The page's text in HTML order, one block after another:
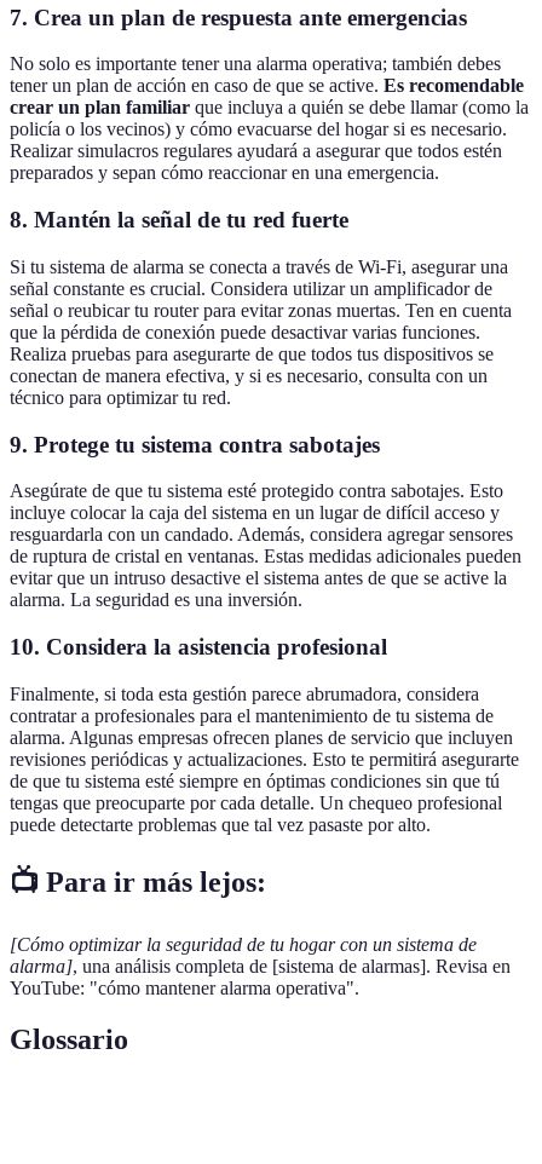
7. Crea un plan de respuesta ante emergencias
No solo es importante tener una alarma operativa; también debes
tener un plan de acción en caso de que se active. Es recomendable
crear un plan familiar que incluya a quién se debe llamar (como la
policía o los vecinos) y cómo evacuarse del hogar si es necesario.
Realizar simulacros regulares ayudará a asegurar que todos estén
preparados y sepan cómo reaccionar en una emergencia.
8. Mantén la señal de tu red fuerte
Si tu sistema de alarma se conecta a través de Wi-Fi, asegurar una
señal constante es crucial. Considera utilizar un amplificador de
señal o reubicar tu router para evitar zonas muertas. Ten en cuenta
que la pérdida de conexión puede desactivar varias funciones.
Realiza pruebas para asegurarte de que todos tus dispositivos se
conectan de manera efectiva, y si es necesario, consulta con un
técnico para optimizar tu red.
9. Protege tu sistema contra sabotajes
Asegúrate de que tu sistema esté protegido contra sabotajes. Esto
incluye colocar la caja del sistema en un lugar de difícil acceso y
resguardarla con un candado. Además, considera agregar sensores
de ruptura de cristal en ventanas. Estas medidas adicionales pueden
evitar que un intruso desactive el sistema antes de que se active la
alarma. La seguridad es una inversión.
10. Considera la asistencia profesional
Finalmente, si toda esta gestión parece abrumadora, considera
contratar a profesionales para el mantenimiento de tu sistema de
alarma. Algunas empresas ofrecen planes de servicio que incluyen
revisiones periódicas y actualizaciones. Esto te permitirá asegurarte
de que tu sistema esté siempre en óptimas condiciones sin que tú
tengas que preocuparte por cada detalle. Un chequeo profesional
puede detectarte problemas que tal vez pasaste por alto.
📺 Para ir más lejos:
[Cómo optimizar la seguridad de tu hogar con un sistema de
alarma], una análisis completa de [sistema de alarmas]. Revisa en
YouTube: "cómo mantener alarma operativa".
Glossario